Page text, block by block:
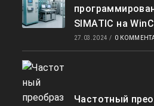
SIMATIC на
27.03.2024 / 0
Частотный